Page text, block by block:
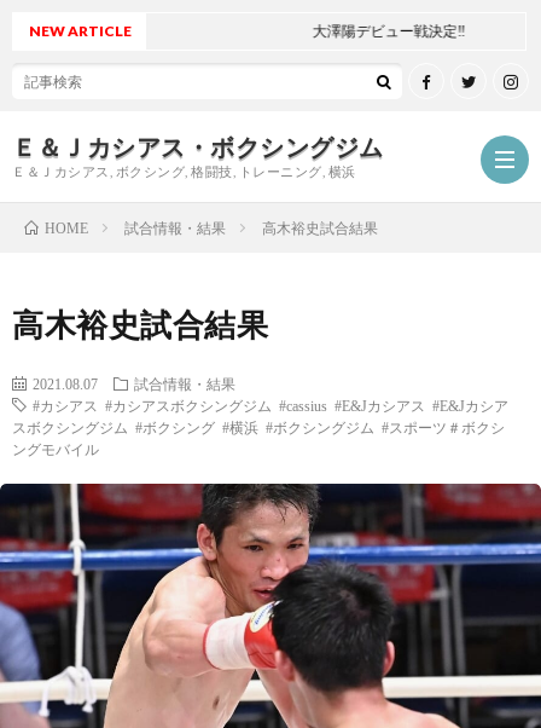
Ｅ＆Ｊカシアス・ボクシングジム
Ｅ＆Ｊカシアス, ボクシング, 格闘技, トレーニング, 横浜
つ
い
て
拶
新
情
報
試
合
情
報・
選
手
情
ト
レ
入
NEW ARTICLE 大澤陽デビュー戦決定‼
HOME 試合情報・結果 高木裕史試合結果
高木裕史試合結果
2021.08.07
試合情報・結果
#カシアス #カシアスボクシングジム #cassius #E&Jカシアス #E&Jカシア
スボクシングジム #ボクシング #横浜 #ボクシングジム #スポーツ＃ボクシ
ングモバイル